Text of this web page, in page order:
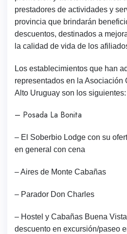
prestadores de actividades y
provincia que brindarán
descuentos, destinados a
la calidad de vida de los
Los establecimientos que han
representados en la Asociación
Alto Uruguay son los siguientes:
– Posada La Bonita
– El Soberbio Lodge con su
en general con cena
– Aires de Monte Cabañas
– Parador Don Charles
– Hostel y Cabañas Buena
descuento en excursión/paseo